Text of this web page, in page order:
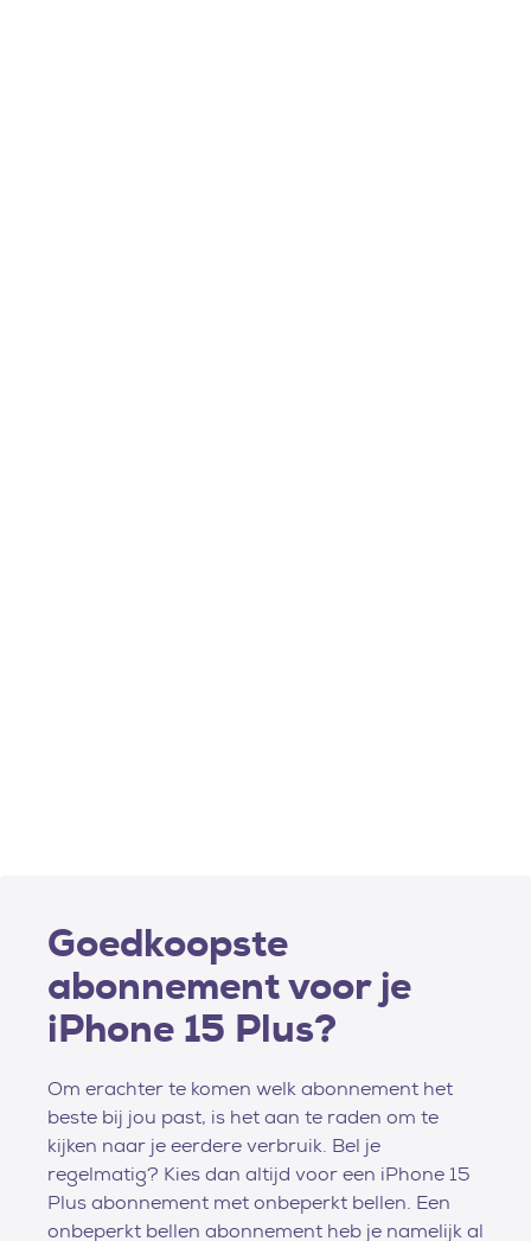
Goedkoopste
abonnement voor je
iPhone 15 Plus?
Om erachter te komen welk abonnement het
beste bij jou past, is het aan te raden om te
kijken naar je eerdere verbruik. Bel je
regelmatig? Kies dan altijd voor een iPhone 15
Plus abonnement met onbeperkt bellen. Een
onbeperkt bellen abonnement heb je namelijk al